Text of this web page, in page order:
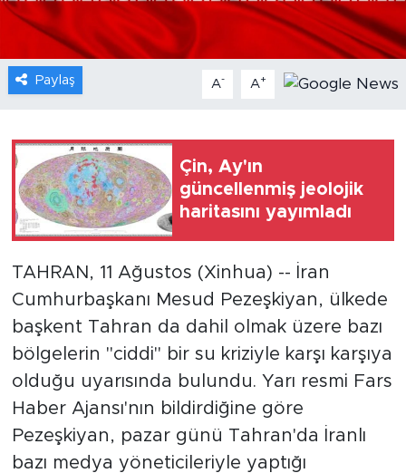
Paylaş A- A+
Çin, Ay'ın
güncellenmiş jeolojik
haritasını yayımladı
TAHRAN, 11 Ağustos (Xinhua) -- İran
Cumhurbaşkanı Mesud Pezeşkiyan, ülkede
başkent Tahran da dahil olmak üzere bazı
bölgelerin "ciddi" bir su kriziyle karşı karşıya
olduğu uyarısında bulundu. Yarı resmi Fars
Haber Ajansı'nın bildirdiğine göre
Pezeşkiyan, pazar günü Tahran'da İranlı
bazı medya yöneticileriyle yaptığı
Video
Sağlık
Xinhua
Xinhua Türkiye
Seyahat